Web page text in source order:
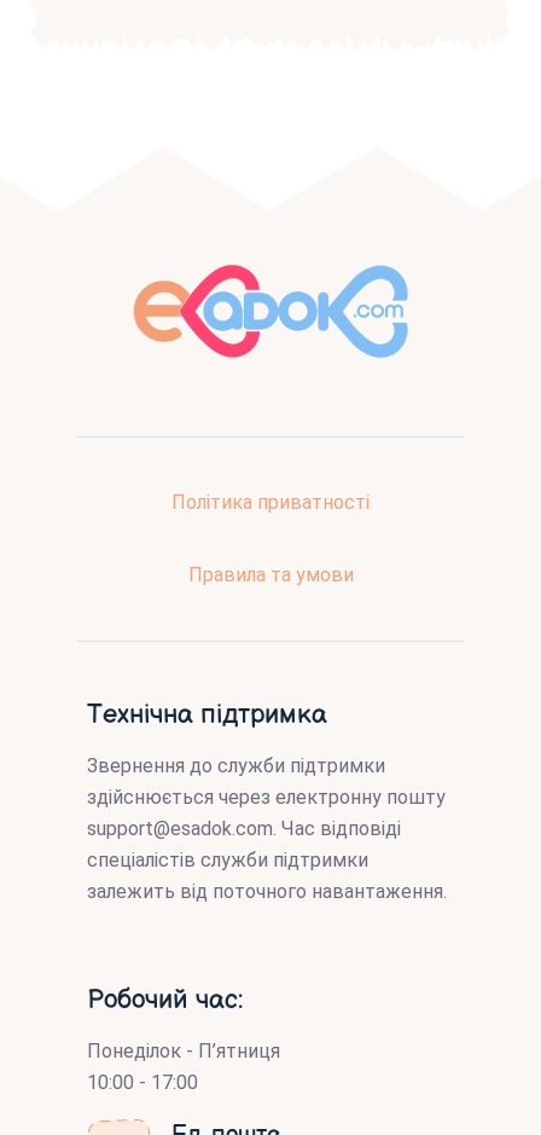
Політика приватності
Правила та умови
Технічна підтримка
Звернення до служби підтримки
здійснюється через електронну пошту
support@esadok.com. Час відповіді
спеціалістів служби підтримки
залежить від поточного навантаження.
Робочий час:
Понеділок - П’ятниця
10:00 - 17:00